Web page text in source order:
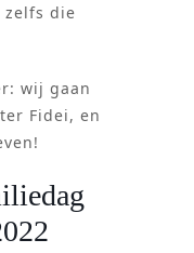
zelfs die
wij gaan
Fidei, en